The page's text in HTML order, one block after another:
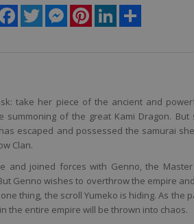
Facebook
Twitter MessengerPinterestLinkedIn
take her piece of the ancient and
summoning of the great Kami Dragon.
escaped and possessed the samurai
Clan.
and joined forces with Genno, the
Genno wishes to overthrow the empire
thing, the scroll Yumeko is hiding. As the
the entire empire will be thrown into chaos.